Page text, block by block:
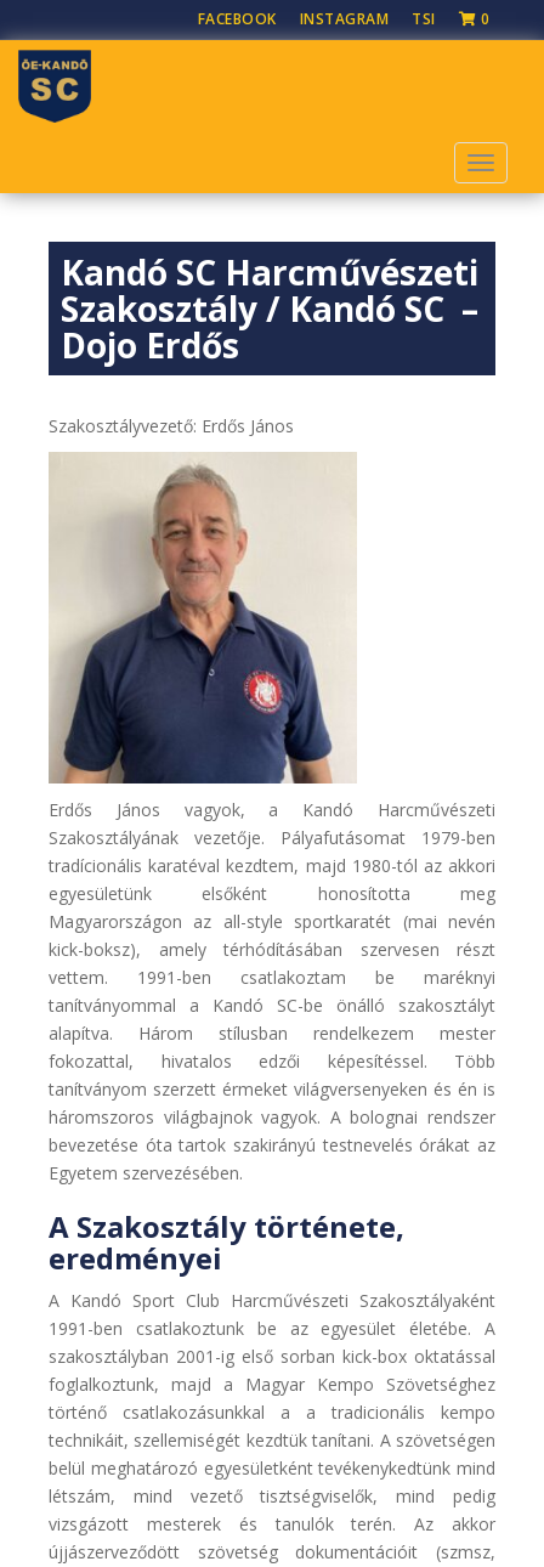
k
FACEBOOK INSTAGRAM TSI 0
Kandó SC Harcművészeti
Szakosztály / Kandó SC –
Dojo Erdős
Szakosztályvezető: Erdős János
Erdős János vagyok, a Kandó Harcművészeti
Szakosztályának vezetője. Pályafutásomat 1979-ben
tradícionális karatéval kezdtem, majd 1980-tól az akkori
egyesületünk elsőként honosította meg
Magyarországon az all-style sportkaratét (mai nevén
kick-boksz), amely térhódításában szervesen részt
vettem. 1991-ben csatlakoztam be maréknyi
tanítványommal a Kandó SC-be önálló szakosztályt
alapítva. Három stílusban rendelkezem mester
fokozattal, hivatalos edzői képesítéssel. Több
tanítványom szerzett érmeket világversenyeken és én is
háromszoros világbajnok vagyok. A bolognai rendszer
bevezetése óta tartok szakirányú testnevelés órákat az
Egyetem szervezésében.
A Szakosztály története,
eredményei
A Kandó Sport Club Harcművészeti Szakosztályaként
1991-ben csatlakoztunk be az egyesület életébe. A
szakosztályban 2001-ig első sorban kick-box oktatással
foglalkoztunk, majd a Magyar Kempo Szövetséghez
történő csatlakozásunkkal a a tradicionális kempo
technikáit, szellemiségét kezdtük tanítani. A szövetségen
belül meghatározó egyesületként tevékenykedtünk mind
létszám, mind vezető tisztségviselők, mind pedig
vizsgázott mesterek és tanulók terén. Az akkor
újjászerveződött szövetség dokumentációit (szmsz,